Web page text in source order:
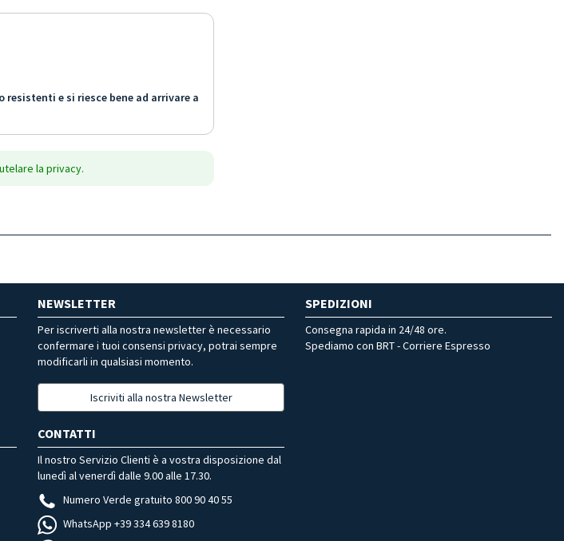
e si riesce bene ad arrivare a
la privacy.
NEWSLETTER
Per iscriverti alla nostra newsletter è necessario
confermare i tuoi consensi privacy, potrai sempre
modificarli in qualsiasi momento.
Iscriviti alla nostra Newsletter
SPEDIZIONI
Consegna rapida in 24/48 ore.
Spediamo con BRT - Corriere Espresso
CONTATTI
Il nostro Servizio Clienti è a vostra disposizione dal
lunedì al venerdì dalle 9.00 alle 17.30.
Numero Verde gratuito 800 90 40 55
WhatsApp +39 334 639 8180